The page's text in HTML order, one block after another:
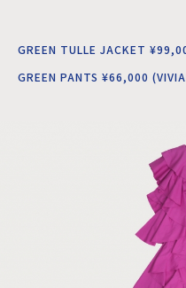
GREEN TULLE JACKET
GREEN PANTS ¥66,000